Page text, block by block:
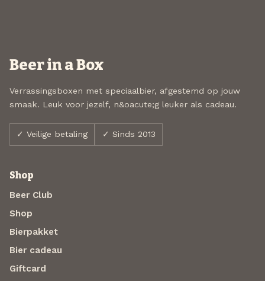
Beer in a Box
Verrassingsboxen met speciaalbier, afgestemd op jouw
smaak. Leuk voor jezelf, n&oacute;g leuker als cadeau.
✓ Veilige betaling ✓ Sinds 2013
Shop
Beer Club
Shop
Bierpakket
Bier cadeau
Giftcard